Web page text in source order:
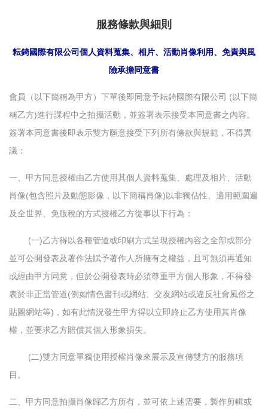
服務條款與細則
耘錡國際有限公司個人資料蒐集、相片、活動肖像利用、免責與風
險承擔同意書
會員（以下簡稱為甲方）下單後即同意予耘錡國際有限公司 (以下簡
稱乙方)進行課程中之拍攝活動，並簽署表示接受本同意書之內容。
簽署本同意書後即表示雙方願意接受下列所有條款與規範，不得異
議：
一、甲方同意授權由乙方使用其個人資料蒐集、處理及相片、活動
肖像(包含照片及動態影像，以下簡稱肖像)以非獨佔性、適用範圍遍
及全世界、免版稅的方式授權乙方從事以下行為：
(一)乙方得以各種管道或印刷方式呈現授權內容之全部或部分
並可公開發表及著作法賦予著作人所擁有之權益，且可無須再通知
或經由甲方同意，但於公開發表時必須尊重甲方個人形象，不得發
表於非正當管道(例如情色書刊或網站、交友網站或違反社會風俗之
貼圖網站等)，如有此情況發生甲方得以立即終止乙方使用其肖像
權，並要求乙方賠償其個人形象損失。
(二)雙方同意單獨使用授權肖像來展示及宣傳雙方的服務項
目。
二、甲方同意拍攝肖像歸乙方所有，並可依上述需要，製作剪輯或